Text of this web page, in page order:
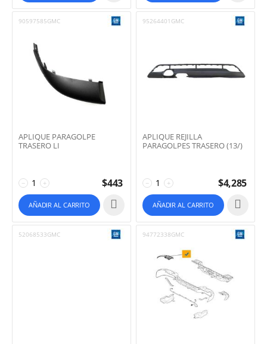
90597585GMC
APLIQUE PARAGOLPE
TRASERO LI
+
− $443
AÑADIR AL CARRITO
95264401GMC
APLIQUE REJILLA
PARAGOLPES TRASERO (13/)
+
− $4,285
AÑADIR AL CARRITO
52068533GMC 94772338GMC